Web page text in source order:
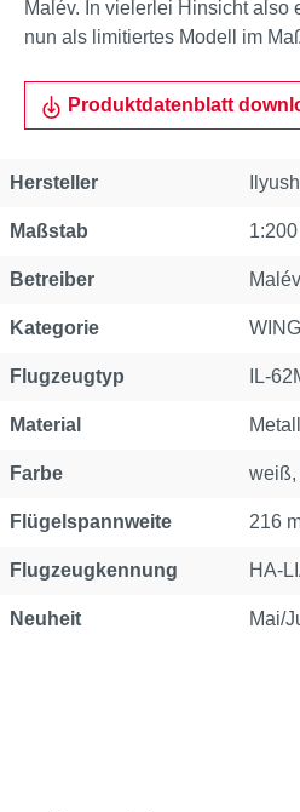
Malév. In vielerlei Hinsicht also
nun als limitiertes Modell im
Produktdatenblatt
Eigenschaft
Hersteller
Maßstab 1:200
Betreiber
Kategorie
Flugzeugtyp IL-
Material Metall
Farbe weiß,
Flügelspannweite 216
Flugzeugkennung HA-
Neuheit Mai/